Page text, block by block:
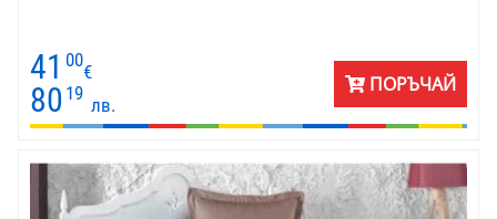
41 00
€
80 19
лв.
ПОРЪЧАЙ